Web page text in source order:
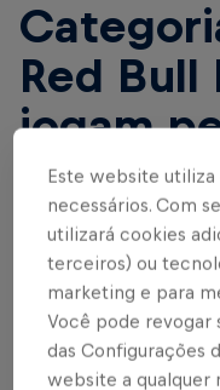
Red Bull
jogam
neste
Escrito por Rafael Pereira
3 min de leitura
Este website
necessários. Com
utilizará cookies
terceiros) ou
marketing e para
Você pode
das Configurações
website a qualquer